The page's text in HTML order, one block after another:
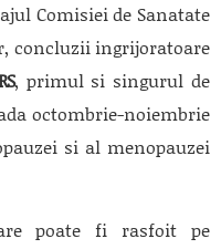
Comisiei de Sanatate
concluzii ingrijoratoare
, primul si singurul de
octombrie-noiembrie
si al menopauzei
poate fi rasfoit pe